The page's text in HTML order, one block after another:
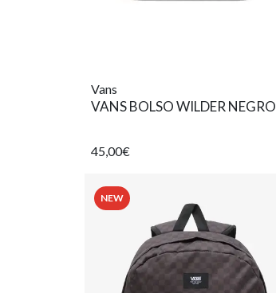
Vans
VANS BOLSO WILDER NEGRO
45,00€
NEW